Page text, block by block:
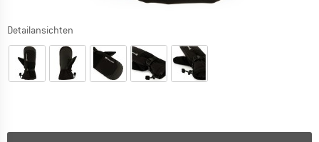
Detailansichten